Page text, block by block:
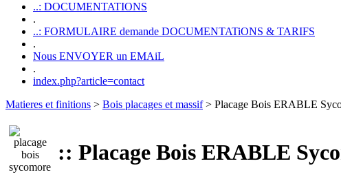
..: DOCUMENTATIONS
.
..: FORMULAIRE demande DOCUMENTATiONS & TARIFS
.
Nous ENVOYER un EMAiL
.
index.php?article=contact
Matieres et finitions > Bois placages et massif> Placage Bois ERABLE
:: Placage Bois ERABLE